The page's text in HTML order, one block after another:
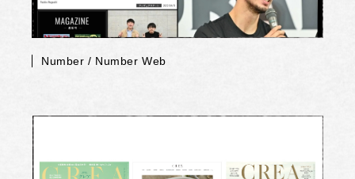
Number / Number Web